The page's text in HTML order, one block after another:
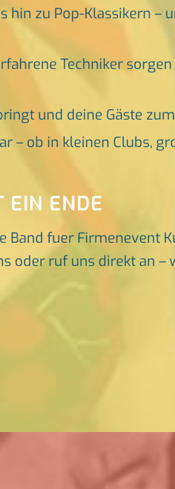
hin zu Pop-Klassikern –
Techniker
und deine Gäste
– ob in kleinen Clubs,
EIN ENDE
Band fuer Firmenevent
oder ruf uns direkt an –